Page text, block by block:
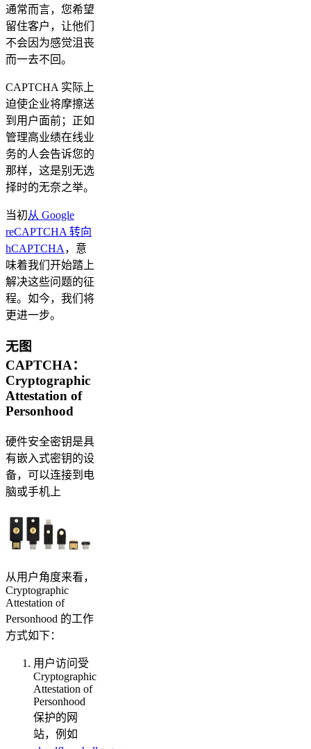
通常而言，您希望
留住客户，让他们
不会因为感觉沮丧
而一去不回。
CAPTCHA 实际上
迫使企业将摩擦送
到用户面前；正如
管理高业绩在线业
务的人会告诉您的
那样，这是别无选
择时的无奈之举。
当初从 Google
reCAPTCHA 转向
hCAPTCHA，意
味着我们开始踏上
解决这些问题的征
程。如今，我们将
更进一步。
无图
CAPTCHA：
Cryptographic
Attestation of
Personhood
硬件安全密钥是具
有嵌入式密钥的设
备，可以连接到电
脑或手机上
从用户角度来看，
Cryptographic
Attestation of
Personhood 的工作
方式如下：
用户访问受
Cryptographic
Attestation of
Personhood
保护的网
站，例如